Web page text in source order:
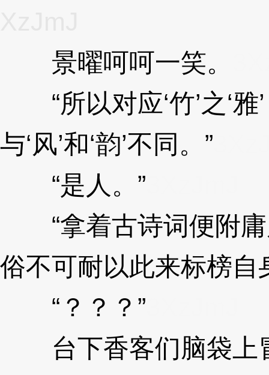
景曜呵呵一笑。
“所以对应‘竹’之‘雅
与‘风’和‘韵’不同。”
“是人。”
“拿着古诗词便附庸
俗不可耐以此来标榜自
“？？？”
台下香客们脑袋上